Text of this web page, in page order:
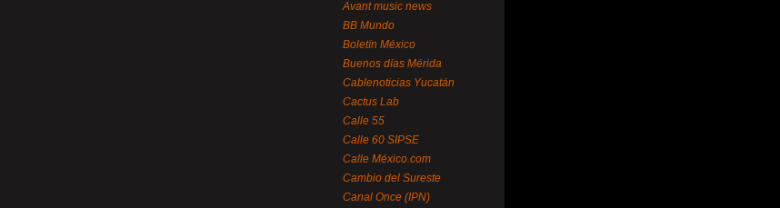
Avant music news
BB Mundo
Boletín México
Buenos días Mérida
Cablenoticias Yucatán
Cactus Lab
Calle 55
Calle 60 SIPSE
Calle México.com
Cambio del Sureste
Canal Once (IPN)